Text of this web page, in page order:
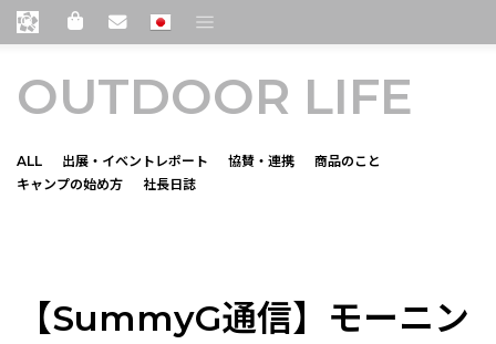
OUTDOOR LIFE
ALL 出展・イベントレポート 協賛・連携
商品のこと
キャンプの始め方
社長日誌
【SummyG通信】モーニン